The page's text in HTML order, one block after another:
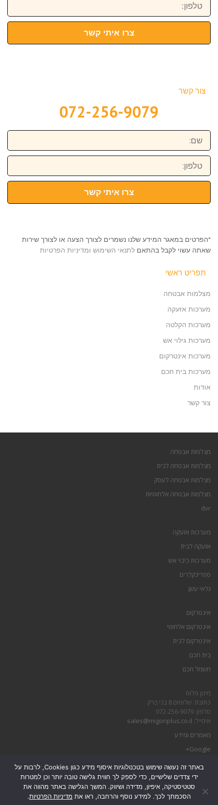
צרו איתי קשר
צור קשר
072-256-9079
שם:
טלפון:
צרו איתי קשר
*הפרטים במאגר המידע שלנו נשמרים לצורך הצעה או לצורך שירות
שאתה עשוי לקבל בהתאם לתנאי השימוש ומדיניות הפרטיות
תפריט ראשי
מצלמות אבטחה
מערכות אזעקה
מערכות הקלטה
מערכות גילוי אש
מערכות אינטרקום
מערכות בית חכם
אודות
צור קשר
מצלמות אבטחה
מצלמות אבטחה לבית
מצלמות אבטחה לעסק
מצלמות אבטחה אלחוטיות
dvr
מערכות אזעקה
אזעקה לבית
מערכות כיבוי אש
ספרינקלרים
גלאי עשן
אינטרקום
אינטרקום אלחוטי
אינטרקום לבית
בית חכם
חשמל חכם
מיגון פלוס
כתובת: שלומים 8 בני ברק
טלפון: 072-256-9079
אימייל: sales@migonplus.co.il
מאמרים ומידע
Google+
מדיניות פרטיות
באתר זה נעשה שימוש בטכנולוגיות איסוף מידע כגון Cookies, לרבות על
ידי צדדים שלישיים, כדי לספק לך חווית גלישה טובה יותר וכן למטרות
סטטיסטיקה, איפיון, מדידה ושיווק. המשך הגלישה באתר מהווה את
הסכמתך לכך. למידע נוסף והרחבה, ראו את מדיניות הפרטיות.